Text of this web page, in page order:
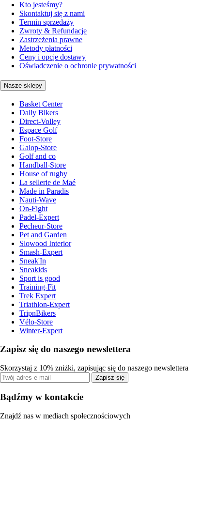
Kto jesteśmy?
Skontaktuj się z nami
Termin sprzedaży
Zwroty & Refundacje
Zastrzeżenia prawne
Metody płatności
Ceny i opcje dostawy
Oświadczenie o ochronie prywatności
Nasze sklepy
Basket Center
Daily Bikers
Direct-Volley
Espace Golf
Foot-Store
Galop-Store
Golf and co
Handball-Store
House of rugby
La sellerie de Maé
Made in Paradis
Nauti-Wave
On-Fight
Padel-Expert
Pecheur-Store
Pet and Garden
Slowood Interior
Smash-Expert
Sneak'In
Sneakids
Sport is good
Training-Fit
Trek Expert
Triathlon-Expert
TripnBikers
Vélo-Store
Winter-Expert
Zapisz się do naszego newslettera
Skorzystaj z 10% zniżki, zapisując się do naszego newslettera
Zapisz się
Bądźmy w kontakcie
Znajdź nas w mediach społecznościowych